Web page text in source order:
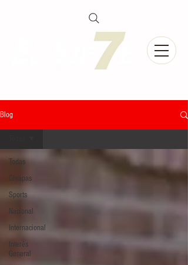
Blog
Todas
Chiapas
Sports
Nacional
Internacional
Interés
General